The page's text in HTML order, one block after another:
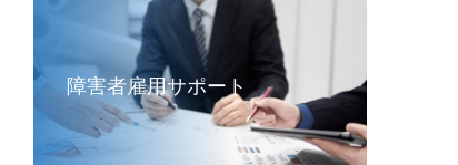
障害者雇用サポート